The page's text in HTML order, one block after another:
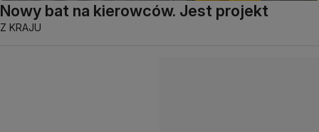
Nowy bat na kierowców. Jest projekt
Z KRAJU